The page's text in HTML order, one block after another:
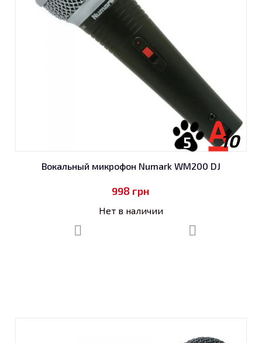
10
5
Вокальный микрофон Numark WM200 DJ
998 грн
Нет в наличии